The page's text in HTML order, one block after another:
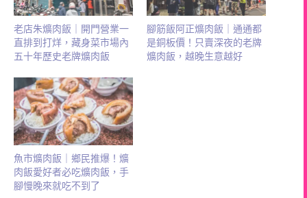
老店朱爌肉飯｜開門營業一
直排到打烊，藏身菜市場內
五十年歷史老牌爌肉飯
腳筋飯阿正爌肉飯｜通通都
是銅板價！只賣深夜的老牌
爌肉飯，越晚生意越好
魚市爌肉飯｜鄉民推爆！爌
肉飯愛好者必吃爌肉飯，手
腳慢晚來就吃不到了